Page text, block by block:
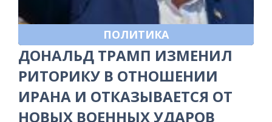
ПОЛИТИКА
ДОНАЛЬД ТРАМП ИЗМЕНИЛ
РИТОРИКУ В ОТНОШЕНИИ
ИРАНА И ОТКАЗЫВАЕТСЯ ОТ
НОВЫХ ВОЕННЫХ УДАРОВ